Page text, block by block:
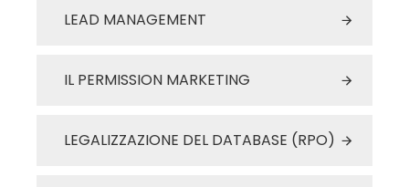
LEAD MANAGEMENT
IL PERMISSION MARKETING
LEGALIZZAZIONE DEL DATABASE (RPO)